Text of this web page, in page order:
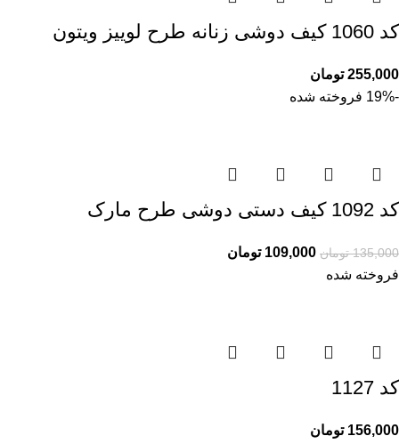
کد 1060 کیف دوشی زنانه طرح لوییز ویتون
255,000 تومان
-19%
فروخته شده
کد 1092 کیف دستی دوشی طرح مارک
135,000 تومان 109,000 تومان
فروخته شده
کد 1127
156,000 تومان